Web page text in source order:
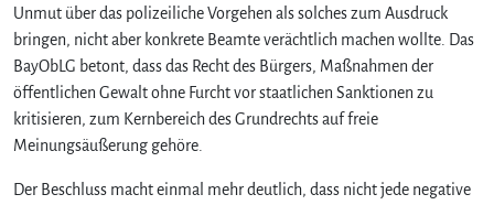
Unmut über das polizeiliche Vorgehen als solches zum Ausdruck
bringen, nicht aber konkrete Beamte verächtlich machen wollte. Das
BayObLG betont, dass das Recht des Bürgers, Maßnahmen der
öffentlichen Gewalt ohne Furcht vor staatlichen Sanktionen zu
kritisieren, zum Kernbereich des Grundrechts auf freie
Meinungsäußerung gehöre.
Der Beschluss macht einmal mehr deutlich, dass nicht jede negative